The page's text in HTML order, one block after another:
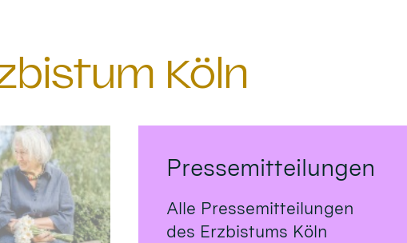
Köln
Pressemitteilungen
Alle Pressemitteilungen
des Erzbistums Köln